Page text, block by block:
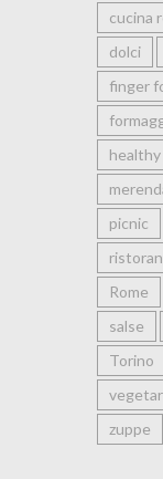
cucina
dolci
finger
picnic
Rome
salse
Torino
zuppe